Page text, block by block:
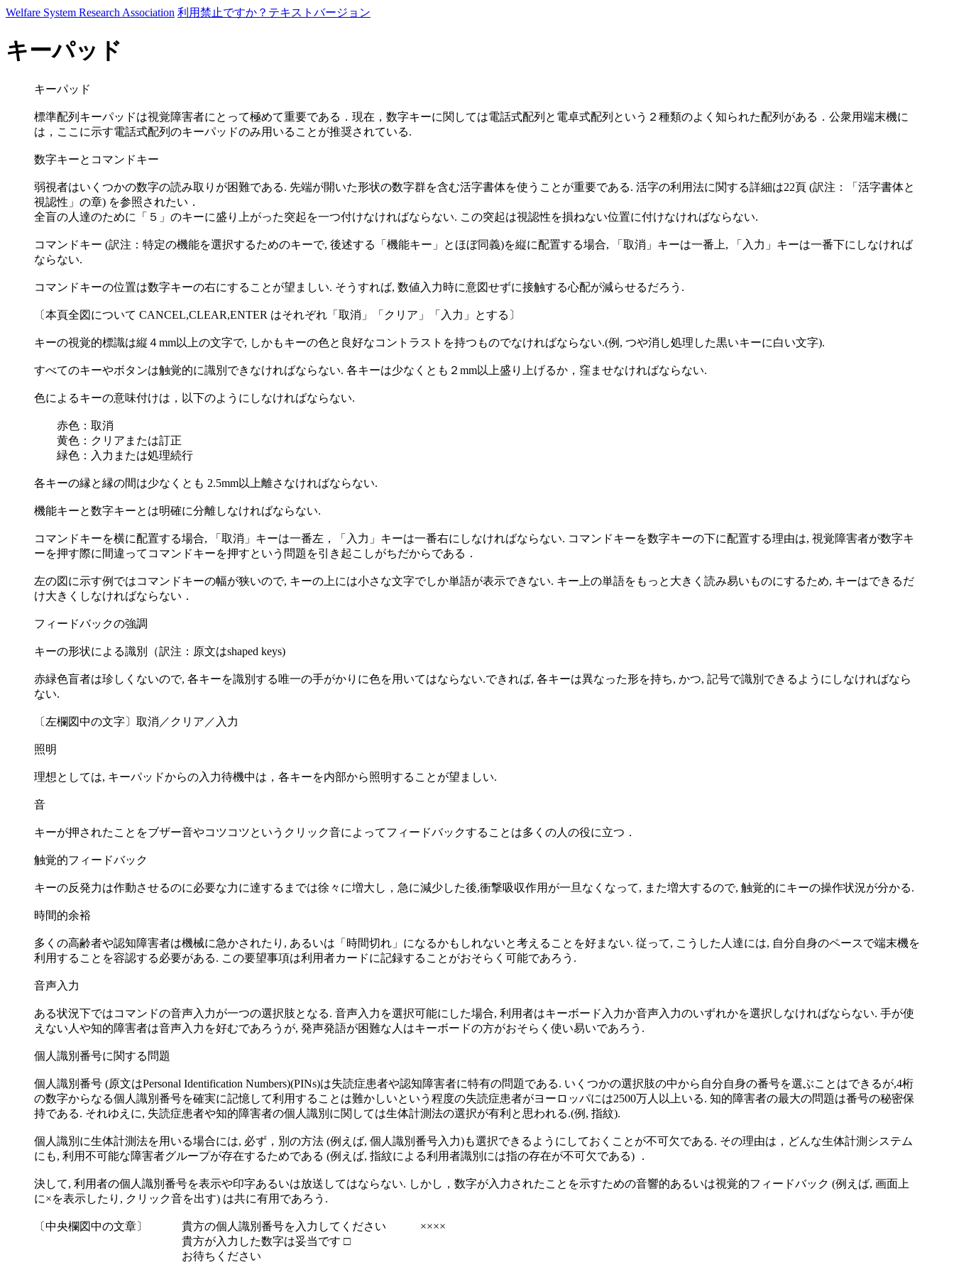
Welfare System Research Association 利用禁止ですか？テキストバージョン
キーパッド
キーパッド
標準配列キーパッドは視覚障害者にとって極めて重要である．現在，数字キーに関しては電話式配列と電卓式配列という２種類のよく知られた配列がある．公衆用端末機に
は，ここに示す電話式配列のキーパッドのみ用いることが推奨されている.
数字キーとコマンドキー
弱視者はいくつかの数字の読み取りが困難である. 先端が開いた形状の数字群を含む活字書体を使うことが重要である. 活字の利用法に関する詳細は22頁 (訳注：「活字書体と
視認性」の章) を参照されたい．
全盲の人達のために「５」のキーに盛り上がった突起を一つ付けなければならない. この突起は視認性を損ねない位置に付けなければならない.
コマンドキー (訳注：特定の機能を選択するためのキーで, 後述する「機能キー」とほぼ同義)を縦に配置する場合, 「取消」キーは一番上, 「入力」キーは一番下にしなければ
ならない.
コマンドキーの位置は数字キーの右にすることが望ましい. そうすれば, 数値入力時に意図せずに接触する心配が減らせるだろう.
〔本頁全図について CANCEL,CLEAR,ENTER はそれぞれ「取消」「クリア」「入力」とする〕
キーの視覚的標識は縦４mm以上の文字で, しかもキーの色と良好なコントラストを持つものでなければならない.(例, つや消し処理した黒いキーに白い文字).
すべてのキーやボタンは触覚的に識別できなければならない. 各キーは少なくとも２mm以上盛り上げるか，窪ませなければならない.
色によるキーの意味付けは，以下のようにしなければならない.
赤色：取消
黄色：クリアまたは訂正
緑色：入力または処理続行
各キーの縁と縁の間は少なくとも 2.5mm以上離さなければならない.
機能キーと数字キーとは明確に分離しなければならない.
コマンドキーを横に配置する場合, 「取消」キーは一番左，「入力」キーは一番右にしなければならない. コマンドキーを数字キーの下に配置する理由は, 視覚障害者が数字キ
ーを押す際に間違ってコマンドキーを押すという問題を引き起こしがちだからである．
左の図に示す例ではコマンドキーの幅が狭いので, キーの上には小さな文字でしか単語が表示できない. キー上の単語をもっと大きく読み易いものにするため, キーはできるだ
け大きくしなければならない．
フィードバックの強調
キーの形状による識別（訳注：原文はshaped keys)
赤緑色盲者は珍しくないので, 各キーを識別する唯一の手がかりに色を用いてはならない.できれば, 各キーは異なった形を持ち, かつ, 記号で識別できるようにしなければなら
ない.
〔左欄図中の文字〕取消／クリア／入力
照明
理想としては, キーパッドからの入力待機中は，各キーを内部から照明することが望ましい.
音
キーが押されたことをブザー音やコツコツというクリック音によってフィードバックすることは多くの人の役に立つ．
触覚的フィードバック
キーの反発力は作動させるのに必要な力に達するまでは徐々に増大し，急に減少した後,衝撃吸収作用が一旦なくなって, また増大するので, 触覚的にキーの操作状況が分かる.
時間的余裕
多くの高齢者や認知障害者は機械に急かされたり, あるいは「時間切れ」になるかもしれないと考えることを好まない. 従って, こうした人達には, 自分自身のペースで端末機を
利用することを容認する必要がある. この要望事項は利用者カードに記録することがおそらく可能であろう.
音声入力
ある状況下ではコマンドの音声入力が一つの選択肢となる. 音声入力を選択可能にした場合, 利用者はキーボード入力か音声入力のいずれかを選択しなければならない. 手が使
えない人や知的障害者は音声入力を好むであろうが, 発声発語が困難な人はキーボードの方がおそらく使い易いであろう.
個人識別番号に関する問題
個人識別番号 (原文はPersonal Identification Numbers)(PINs)は失読症患者や認知障害者に特有の問題である. いくつかの選択肢の中から自分自身の番号を選ぶことはできるが,4桁
の数字からなる個人識別番号を確実に記憶して利用することは難かしいという程度の失読症患者がヨーロッパには2500万人以上いる. 知的障害者の最大の問題は番号の秘密保
持である. それゆえに, 失読症患者や知的障害者の個人識別に関しては生体計測法の選択が有利と思われる.(例, 指紋).
個人識別に生体計測法を用いる場合には, 必ず，別の方法 (例えば, 個人識別番号入力)も選択できるようにしておくことが不可欠である. その理由は，どんな生体計測システム
にも, 利用不可能な障害者グループが存在するためである (例えば, 指紋による利用者識別には指の存在が不可欠である) ．
決して, 利用者の個人識別番号を表示や印字あるいは放送してはならない. しかし，数字が入力されたことを示すための音響的あるいは視覚的フィードバック (例えば, 画面上
に×を表示したり, クリック音を出す) は共に有用であろう.
〔中央欄図中の文章〕 貴方の個人識別番号を入力してください ××××
貴方が入力した数字は妥当です □
お待ちください